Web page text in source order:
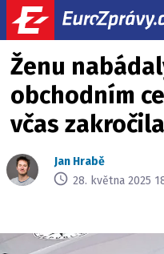
Ženu
obchodním
včas zakročila
Jan Hrabě
28. května 2025